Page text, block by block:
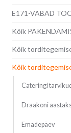
E171-VABAD
Kõik
Kõik
Kõik
Cateringi
Draakoni
Emadepäev